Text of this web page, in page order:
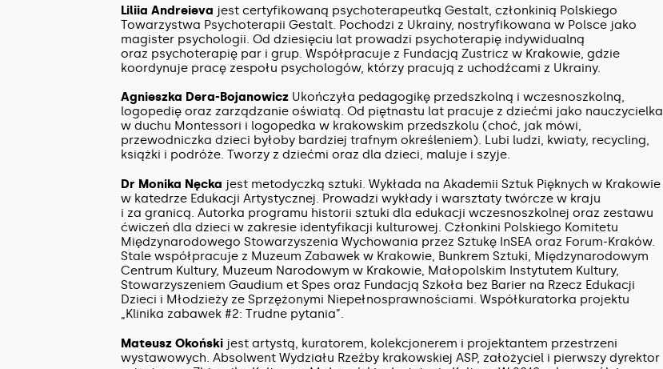
Liliia Andreieva jest certyfikowaną psychoterapeutką Gestalt, członkinią Polskiego
Towarzystwa Psychoterapii Gestalt. Pochodzi z Ukrainy, nostryfikowana w Polsce jako
magister psychologii. Od dziesięciu lat prowadzi psychoterapię indywidualną
oraz psychoterapię par i grup. Współpracuje z Fundacją Zustricz w Krakowie, gdzie
koordynuje pracę zespołu psychologów, którzy pracują z uchodźcami z Ukrainy.
Agnieszka Dera-BojanowiczUkończyła pedagogikę przedszkolną i wczesnoszkolną,
logopedię oraz zarządzanie oświatą. Od piętnastu lat pracuje z dziećmi jako nauczycielka
w duchu Montessori i logopedka w krakowskim przedszkolu (choć, jak mówi,
przewodniczka dzieci byłoby bardziej trafnym określeniem). Lubi ludzi, kwiaty, recycling,
książki i podróże. Tworzy z dziećmi oraz dla dzieci, maluje i szyje.
Dr Monika Nęcka jest metodyczką sztuki. Wykłada na Akademii Sztuk Pięknych w Krakowie
w katedrze Edukacji Artystycznej. Prowadzi wykłady i warsztaty twórcze w kraju
i za granicą. Autorka programu historii sztuki dla edukacji wczesnoszkolnej oraz zestawu
ćwiczeń dla dzieci w zakresie identyfikacji kulturowej. Członkini Polskiego Komitetu
Międzynarodowego Stowarzyszenia Wychowania przez Sztukę InSEA oraz Forum-Kraków.
Stale współpracuje z Muzeum Zabawek w Krakowie, Bunkrem Sztuki, Międzynarodowym
Centrum Kultury, Muzeum Narodowym w Krakowie, Małopolskim Instytutem Kultury,
Stowarzyszeniem Gaudium et Spes oraz Fundacją Szkoła bez Barier na Rzecz Edukacji
Dzieci i Młodzieży ze Sprzężonymi Niepełnosprawnościami. Współkuratorka projektu
„Klinika zabawek #2: Trudne pytania”.
Mateusz Okońskijest artystą, kuratorem, kolekcjonerem i projektantem przestrzeni
wystawowych. Absolwent Wydziału Rzeźby krakowskiej ASP, założyciel i pierwszy dyrektor